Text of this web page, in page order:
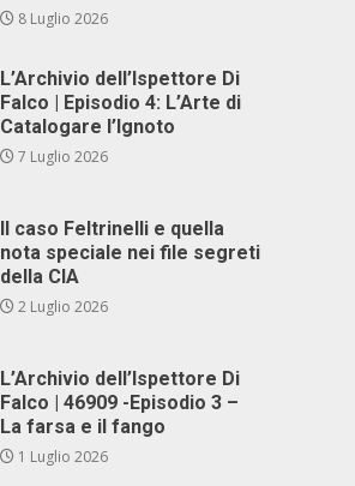
8 Luglio 2026
L’Archivio dell’Ispettore Di
Falco | Episodio 4: L’Arte di
Catalogare l’Ignoto
7 Luglio 2026
Il caso Feltrinelli e quella
nota speciale nei file segreti
della CIA
2 Luglio 2026
L’Archivio dell’Ispettore Di
Falco | 46909 -Episodio 3 –
La farsa e il fango
1 Luglio 2026